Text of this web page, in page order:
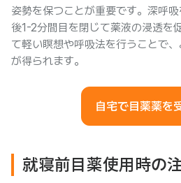
姿勢を保つことが重要です。深呼
後1-2分間目を閉じて薬液の浸透を
て軽い瞑想や呼吸法を行うことで
が得られます。
自宅で目薬薬を
就寝前目薬使用時の